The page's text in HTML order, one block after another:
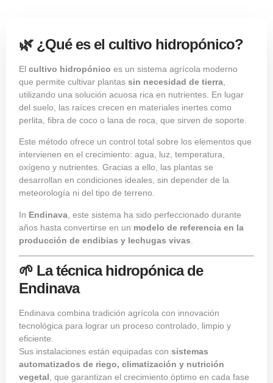
🌿 ¿Qué es el cultivo hidropónico?
El cultivo hidropónico es un sistema agrícola moderno
que permite cultivar plantas sin necesidad de tierra
utilizando una solución acuosa rica en nutrientes. En lugar
del suelo, las raíces crecen en materiales inertes como
perlita, fibra de coco o lana de roca, que sirven de soporte.
Este método ofrece un control total sobre los elementos que
intervienen en el crecimiento: agua, luz, temperatura,
oxígeno y nutrientes. Gracias a ello, las plantas se
desarrollan en condiciones ideales, sin depender de la
meteorología ni del tipo de terreno.
In Endinava , este sistema ha sido perfeccionado durante
años hasta convertirse en un modelo de referencia en la
producción de endibias y lechugas vivas
🌱 La técnica hidropónica de
Endinava
Endinava combina tradición agrícola con innovación
tecnológica para lograr un proceso controlado, limpio y
eficiente.
Sus instalaciones están equipadas con sistemas
automatizados de riego, climatización y nutrición
vegetal , que garantizan el crecimiento óptimo en cada fase